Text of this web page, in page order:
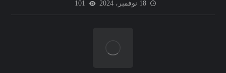
18 نوفمبر، 2024
101